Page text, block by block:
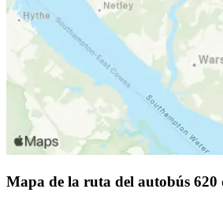
Mapa de la ruta del autobús 620